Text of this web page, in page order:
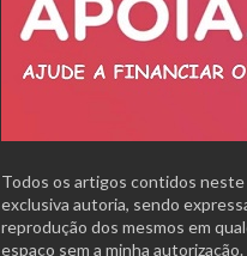
Todos os artigos contidos neste
exclusiva autoria, sendo
reprodução dos mesmos em
espaço sem a minha autorização.